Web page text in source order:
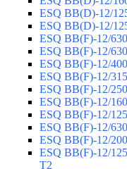
ESQ BB(D)-12/
ESQ BB(D)-12/
ESQ ВВ(F)-12/
ESQ ВВ(F)-12/
ESQ ВВ(F)-12/
ESQ ВВ(F)-12/
ESQ ВВ(F)-12/
ESQ ВВ(F)-12/
ESQ ВВ(F)-12/
ESQ BB(F)-12/
ESQ BB(F)-12/
ESQ BB(F)-12/
T2